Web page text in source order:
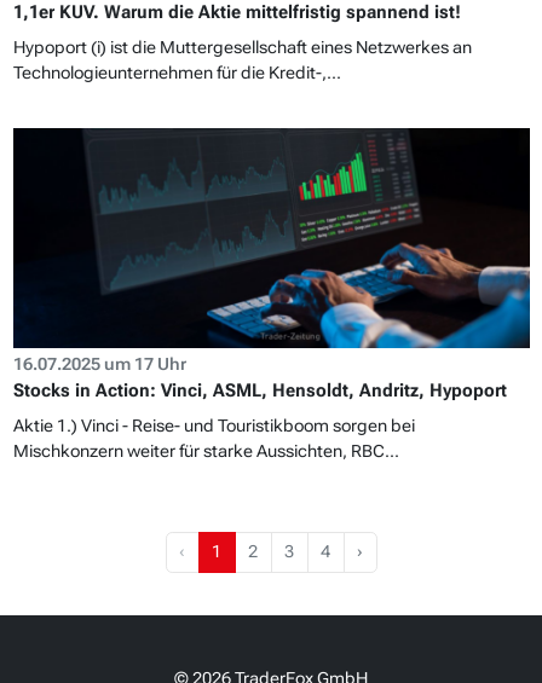
1,1er KUV. Warum die Aktie mittelfristig spannend ist!
Hypoport (i) ist die Muttergesellschaft eines Netzwerkes an
Technologieunternehmen für die Kredit-,...
16.07.2025 um 17 Uhr
Stocks in Action: Vinci, ASML, Hensoldt, Andritz, Hypoport
Aktie 1.) Vinci - Reise- und Touristikboom sorgen bei
Mischkonzern weiter für starke Aussichten, RBC...
‹ 1 2 3 4 ›
© 2026 TraderFox GmbH